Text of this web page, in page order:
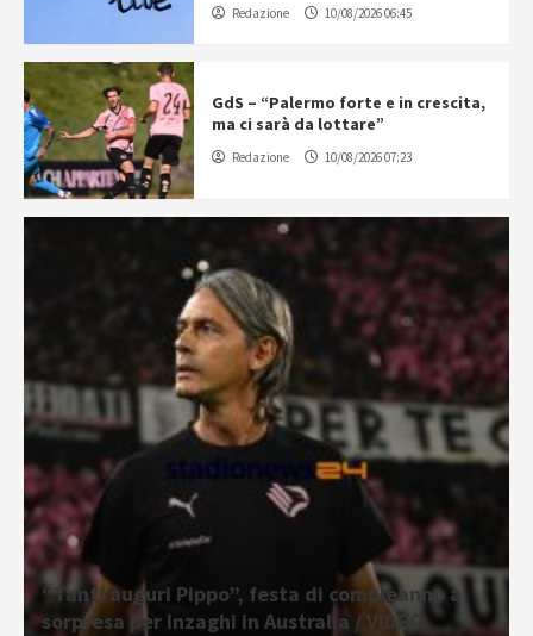
Redazione 10/08/2026 06:45
GdS – “Palermo forte e in crescita,
ma ci sarà da lottare”
Redazione 10/08/2026 07:23
“Tanti auguri Pippo”, festa di compleanno a
sorpresa per Inzaghi in Australia / VIDEO